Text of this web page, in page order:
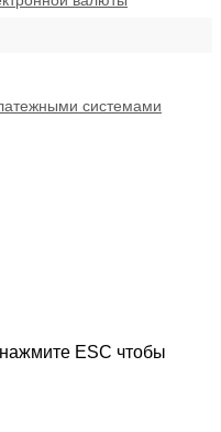
системами
ESC чтобы